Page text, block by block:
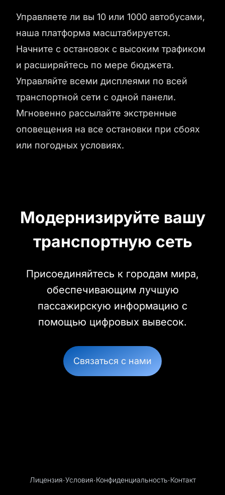
Управляете ли вы 10 или 1000 автобусами,
наша платформа масштабируется.
Начните с остановок с высоким трафиком
и расширяйтесь по мере бюджета.
Управляйте всеми дисплеями по всей
транспортной сети с одной панели.
Мгновенно рассылайте экстренные
оповещения на все остановки при сбоях
или погодных условиях.
Модернизируйте вашу
транспортную сеть
Присоединяйтесь к городам мира,
обеспечивающим лучшую
пассажирскую информацию с
помощью цифровых вывесок.
Связаться с нами
Лицензия·Условия·Конфиденциальность·Контакт